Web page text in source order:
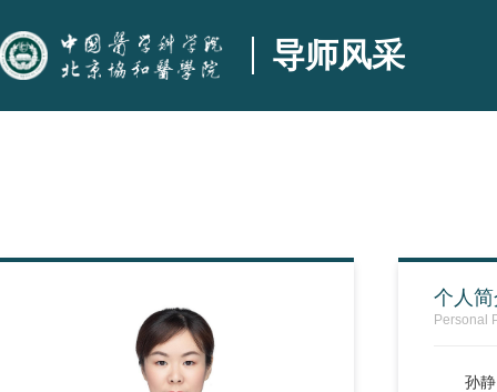
导师风采
个人
Personal
孙